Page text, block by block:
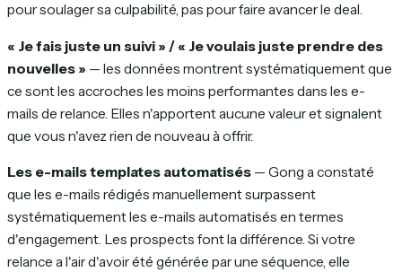
pour soulager sa culpabilité, pas pour faire avancer le deal.
« Je fais juste un suivi » / « Je voulais juste prendre des
nouvelles » — les données montrent systématiquement que
ce sont les accroches les moins performantes dans les e-
mails de relance. Elles n'apportent aucune valeur et signalent
que vous n'avez rien de nouveau à offrir.
Les e-mails templates automatisés — Gong a constaté
que les e-mails rédigés manuellement surpassent
systématiquement les e-mails automatisés en termes
d'engagement. Les prospects font la différence. Si votre
relance a l'air d'avoir été générée par une séquence, elle